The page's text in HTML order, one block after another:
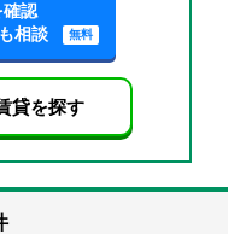
確認
相談
無料
貸を探す